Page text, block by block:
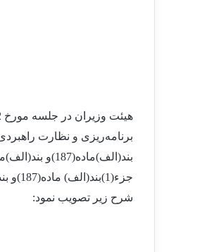
برنامهریزی و نظارت
بند(الف)ماده(187)و بند(الف)ماده(191)قانون برنامه پنجساله پنجم توسعه ـ مصوب 1389- ، آیین
شرح زیر تصویب نمود: